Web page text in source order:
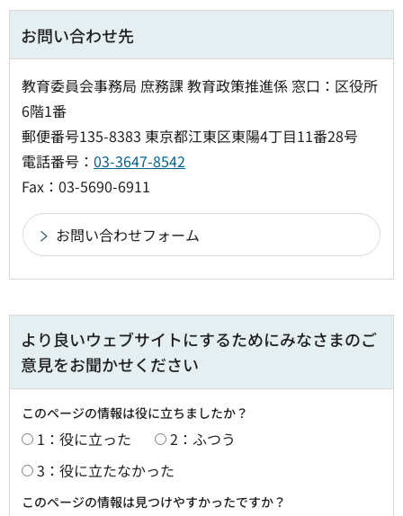
お問い合わせ先
教育委員会事務局 庶務課 教育政策推進係 窓口：区役所
6階1番
郵便番号135-8383 東京都江東区東陽4丁目11番28号
電話番号： 03-3647-8542
Fax：03-5690-6911
より良いウェブサイトにするためにみなさまのご
意見をお聞かせください
このページの情報は役に立ちましたか？
1：役に立った
2：ふつう
3：役に立たなかった
このページの情報は見つけやすかったですか？